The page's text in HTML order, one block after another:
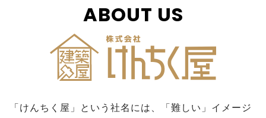
ABOUT US
「けんちく屋」という社名には、「難しい」イメージ